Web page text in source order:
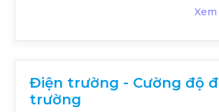
Điện trường - Cường độ
trường